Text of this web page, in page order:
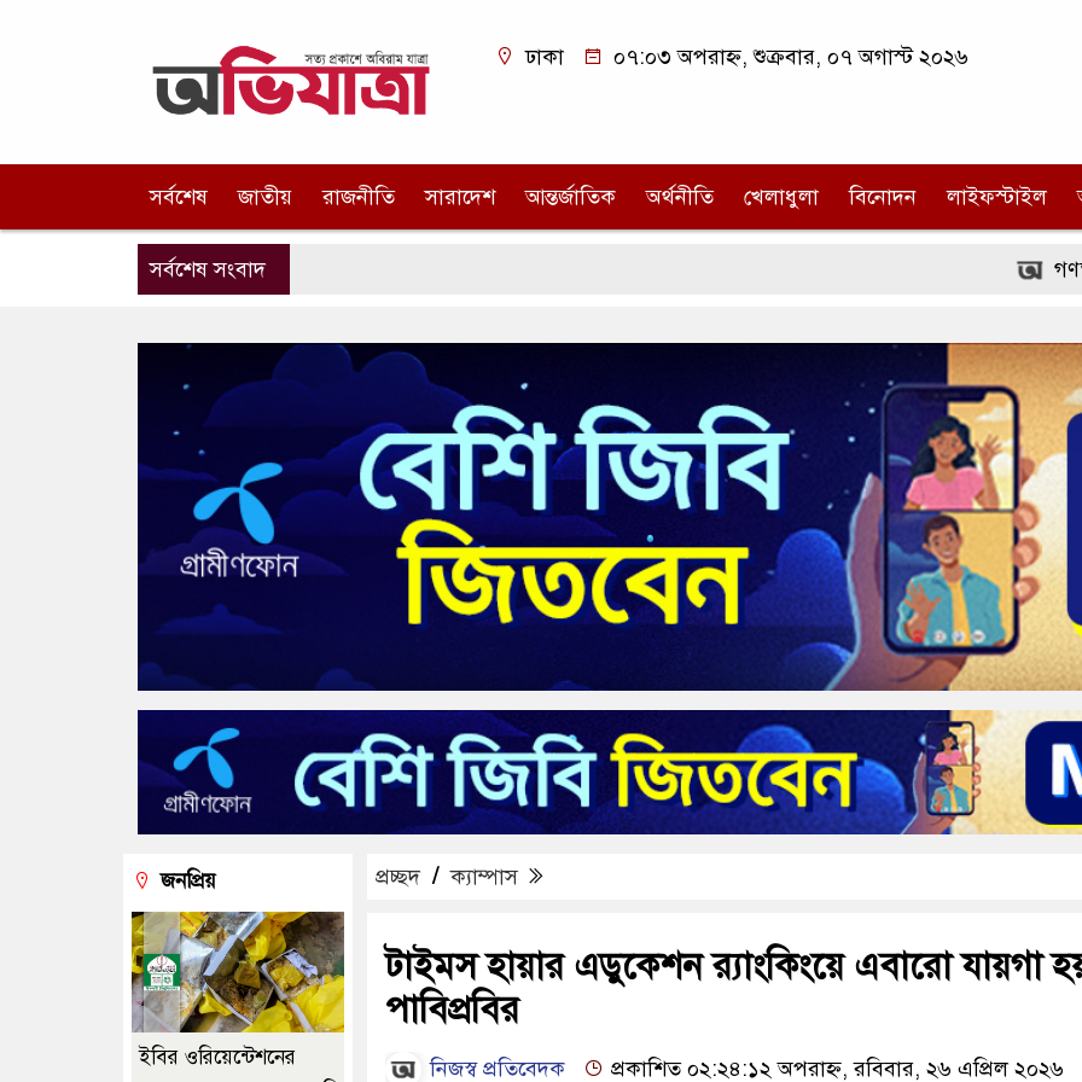
ঢাকা ০৭:০৩ অপরাহ্ন, শুক্রবার, ০৭ অগাস্ট ২০২৬
সর্বশেষ জাতীয় রাজনীতি সারাদেশ আন্তর্জাতিক অর্থনীতি খেলাধুলা বিনোদন লাইফস্টাইল
সর্বশেষ সংবাদ গণতন্ত্রের
প্রচ্ছদ/ক্যাম্পাস
‎টাইমস হায়ার এডুকেশন র‍্যাংকিংয়ে এবারো যায়গা
পাবিপ্রবির
নিজস্ব প্রতিবেদক প্রকাশিত ০২:২৪:১২ অপরাহ্ন, রবিবার, ২৬ এপ্রিল ২০২৬
জনপ্রিয়
ইবির ওরিয়েন্টেশনের